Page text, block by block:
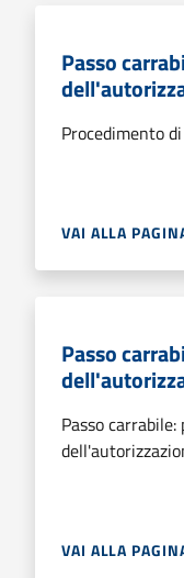
Passo
Procedimento
VAI ALLA
Passo
Passo
VAI ALLA